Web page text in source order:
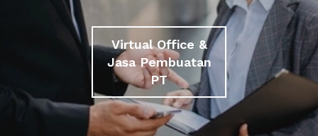
Virtual Office &
Jasa Pembuatan
PT